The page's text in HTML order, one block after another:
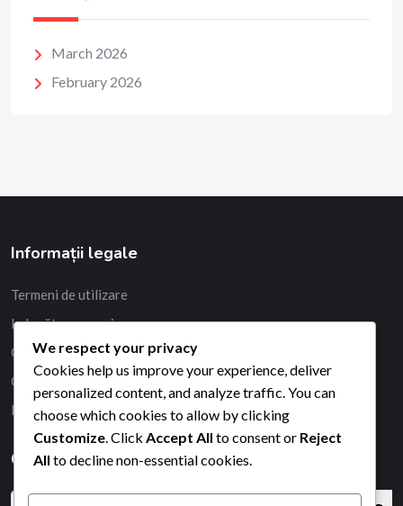
March 2026
February 2026
Informații legale
Termeni de utilizare
Ia legătura cu noi
Confidențialitatea ta
Cookie-uri și urmărire
Povestea noastră
Căutare
We respect your privacy
Cookies help us improve your experience, deliver
personalized content, and analyze traffic. You can
choose which cookies to allow by clicking
Customize . Click Accept All to consent or Reject
All to decline non-essential cookies.